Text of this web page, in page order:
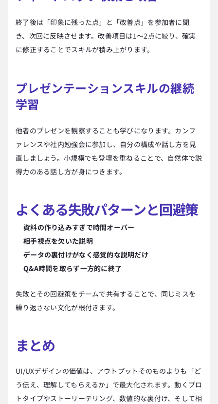
終了後は「印象に残った点」と「改善点」を参加者に聞
き、次回に反映させます。改善項目は1〜2点に絞り、確実
に修正することでスキルが積み上がります。
プレゼンテーションスキルの継続
学習
他者のプレゼンを観察することも学びになります。カンフ
ァレンスや社内勉強会に参加し、自分の構成や話し方を見
直しましょう。小規模でも登壇を重ねることで、自然体で説
得力のある話し方が身につきます。
よくある失敗パターンと回避策
資料の作り込みすぎで時間オーバー
相手視点を欠いた説明
データの裏付けがなく感覚的な説明だけ
Q&A時間を取らず一方的に終了
失敗とその回避策をチームで共有することで、同じミスを
繰り返さない文化が根付きます。
まとめ
UI/UXデザインの価値は、アウトプットそのものよりも「ど
う伝え、理解してもらえるか」で最大化されます。動くプロ
トタイプやストーリーテリング、数値的な裏付け、そして相